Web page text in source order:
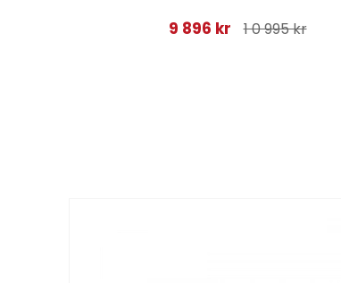
9 896 kr 1 0 995 kr